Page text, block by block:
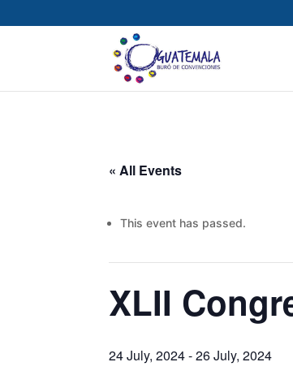
« All Events
This event has passed.
XLII
24 July, 2024-26 July, 2024